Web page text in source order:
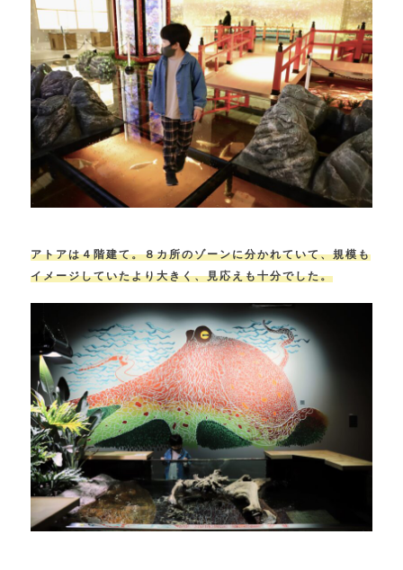
アトアは４階建て。８カ所のゾーンに分かれていて、規模も
イメージしていたより大きく、見応えも十分でした。